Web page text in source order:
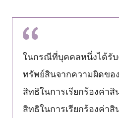
ในกรณีที่บุคคลหนึ่งได้รับ
ทรัพย์สินจากความผิดข
สิทธิในการเรียกร้องค่า
สิทธิในการเรียกร้องค่า